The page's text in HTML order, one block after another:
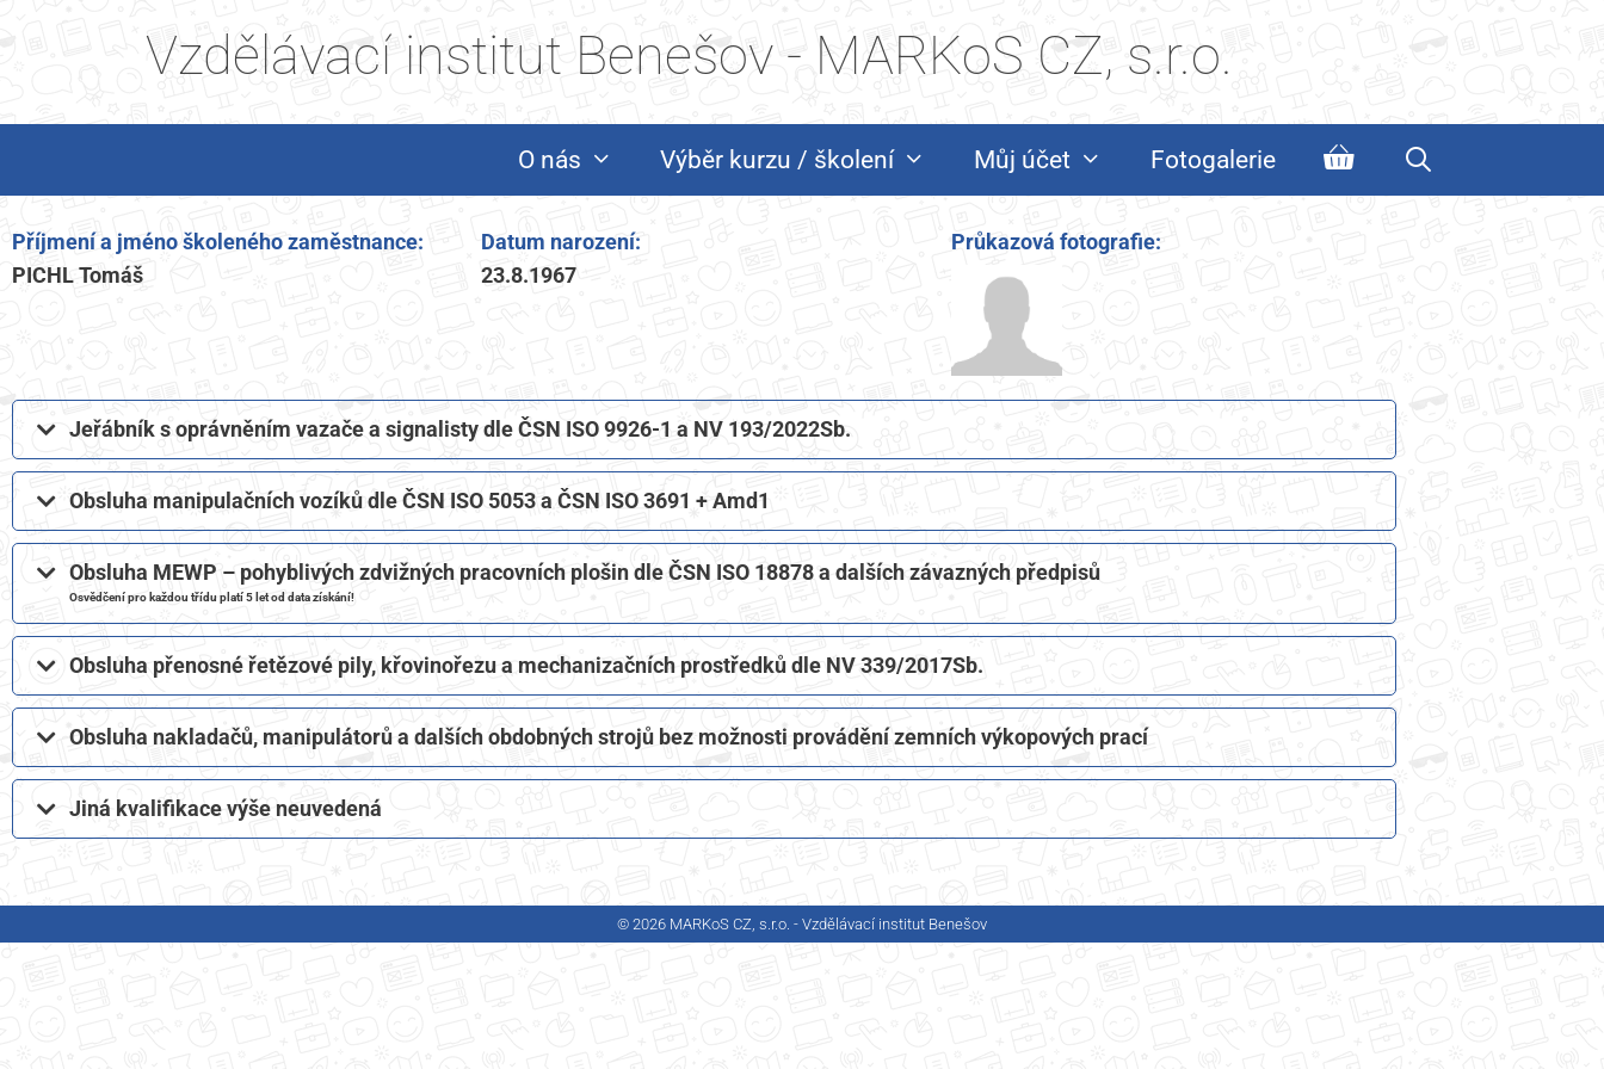
Vzdělávací institut Benešov - MARKoS CZ, s.r.o.
O nás Výběr kurzu / školení Můj účet Fotogalerie
Příjmení a jméno školeného zaměstnance:
PICHL Tomáš
Datum narození:
23.8.1967
Průkazová fotografie:
Jeřábník s oprávněním vazače a signalisty dle ČSN ISO 9926-1 a NV 193/2022Sb.
Obsluha manipulačních vozíků dle ČSN ISO 5053 a ČSN ISO 3691 + Amd1​
Obsluha MEWP – pohyblivých zdvižných pracovních plošin dle ČSN ISO 18878 a dalších závazných předpisů​
Osvědčení pro každou třídu platí 5 let od data získání!
Obsluha přenosné řetězové pily, křovinořezu a mechanizačních prostředků dle NV 339/2017Sb.
Obsluha nakladačů, manipulátorů a dalších obdobných strojů bez možnosti provádění zemních výkopových prací
Jiná kvalifikace výše neuvedená​
© 2026 MARKoS CZ, s.r.o. - Vzdělávací institut Benešov